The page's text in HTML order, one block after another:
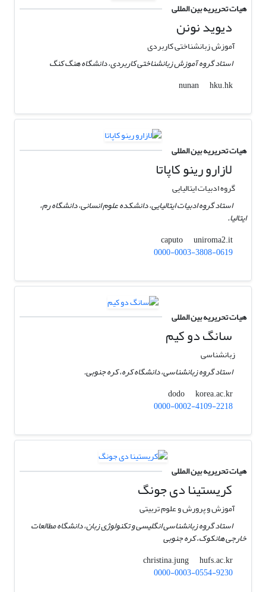
هیات تحریریه بین المللی
دیوید نونن
آموزش زبانشناختی کاربردی
استاد گروه آموزش زبانشناختی کاربردی، دانشگاه هنگ کنگ
nunan
hku.hk
هیات تحریریه بین المللی
لازارو رینو کاپاتا
گروه ادبیات ایتالیایی
استاد گروه ادبیات ایتالیایی، دانشکده علوم انسانی، دانشگاه رم،
ایتالیا.
caputo
uniroma2.it
0000-0003-3808-0619
هیات تحریریه بین المللی
سانگ دو کیم
زبانشناسی
استاد گروه زبانشناسی، دانشگاه کره، کره جنوبی.
dodo
korea.ac.kr
0000-0002-4109-2218
هیات تحریریه بین المللی
کریستینا دی جونگ
آموزش و پرورش و علوم تربیتی
استاد گروه زبانشناسی انگلیسی و تکنولوژی زبان، دانشگاه مطالعات
خارجی هانکوک، کره جنوبی
christina.jung
hufs.ac.kr
0000-0003-0554-9230